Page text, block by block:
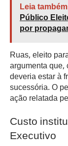
Leia
Público
por
Ruas, eleito
argumenta
deveria estar à
sucessória. O
ação relatada
Custo
Executivo